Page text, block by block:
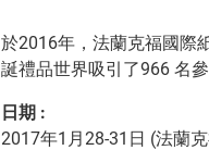
於2016年，法蘭克福國際
誕禮品世界吸引了966 名
日期 :
2017年1月28-31日 (法蘭